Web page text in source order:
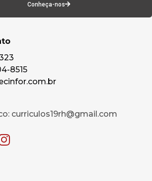
Conheça-nos
8515
curriculos19rh@gmail.com